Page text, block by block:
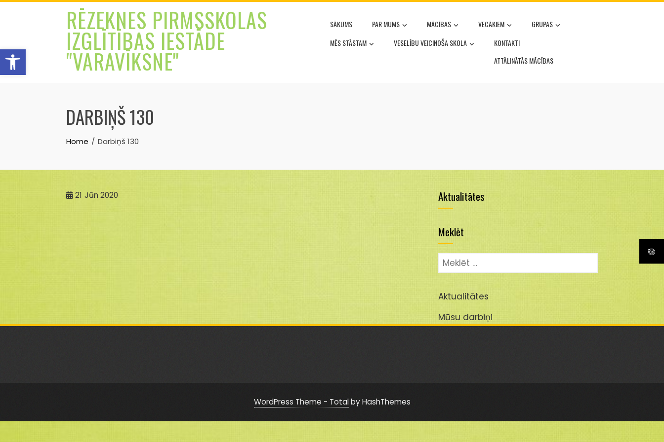
Open toolbar
Skip
RĒZEKNES PIRMSSKOLAS
IZGLĪTĪBAS IESTĀDE
"VARAVĪKSNE"
SĀKUMS PAR MUMS MĀCĪBAS VECĀKIEM
GRUPAS
MĒS STĀSTAM
VESELĪBU VEICINOŠA SKOLA
KONTAKTI
ATTĀLINĀTĀS MĀCĪBAS
DARBIŅŠ 130
Home Darbiņš 130
21 Jūn 2020 Aktualitātes
Meklēt
Meklēt:
Aktualitātes
Mūsu darbiņi
WordPress Theme - Totalby HashThemes